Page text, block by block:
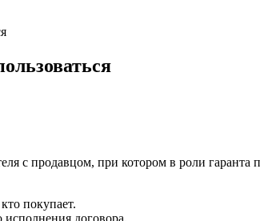
с продавцом, при котором в роли
покупает.
исполнения договора.